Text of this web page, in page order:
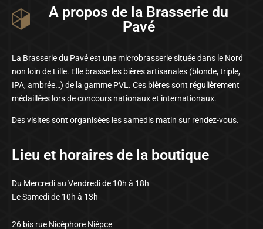
A propos de la Brasserie du
Pavé
La Brasserie du Pavé est une microbrasserie située dans le Nord
non loin de Lille. Elle brasse les bières artisanales (blonde, triple,
IPA, ambrée…) de la gamme PVL. Ces bières sont régulièrement
médaillées lors de concours nationaux et internationaux.
Des visites sont organisées les samedis matin sur rendez-vous.
Lieu et horaires de la boutique
Du Mercredi au Vendredi de 10h à 18h
Le Samedi de 10h à 13h
26 bis rue Nicéphore Niépce